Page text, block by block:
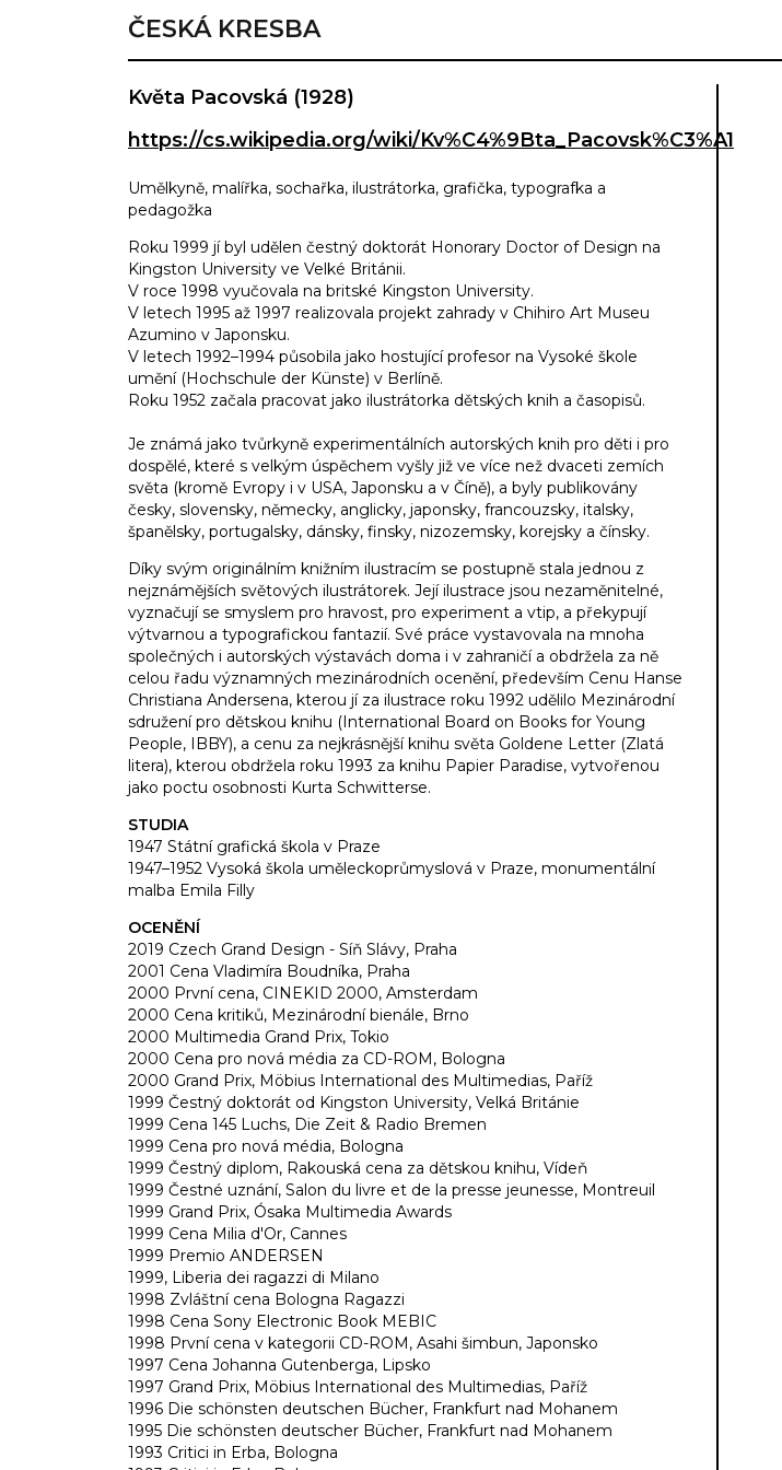
ČESKÁ KRESBA
Květa Pacovská (1928)
https://cs.wikipedia.org/wiki/Kv%C4%9Bta_Pacovsk%C3%A1
Umělkyně, malířka, sochařka, ilustrátorka, grafička, typografka a
pedagožka
Roku 1999 jí byl udělen čestný doktorát Honorary Doctor of Design na
Kingston University ve Velké Británii.
V roce 1998 vyučovala na britské Kingston University.
V letech 1995 až 1997 realizovala projekt zahrady v Chihiro Art Museu
Azumino v Japonsku.
V letech 1992–1994 působila jako hostující profesor na Vysoké škole
umění (Hochschule der Künste) v Berlíně.
Roku 1952 začala pracovat jako ilustrátorka dětských knih a časopisů.
Je známá jako tvůrkyně experimentálních autorských knih pro děti i pro
dospělé, které s velkým úspěchem vyšly již ve více než dvaceti zemích
světa (kromě Evropy i v USA, Japonsku a v Číně), a byly publikovány
česky, slovensky, německy, anglicky, japonsky, francouzsky, italsky,
španělsky, portugalsky, dánsky, finsky, nizozemsky, korejsky a čínsky.
Díky svým originálním knižním ilustracím se postupně stala jednou z
nejznámějších světových ilustrátorek. Její ilustrace jsou nezaměnitelné,
vyznačují se smyslem pro hravost, pro experiment a vtip, a překypují
výtvarnou a typografickou fantazií. Své práce vystavovala na mnoha
společných i autorských výstavách doma i v zahraničí a obdržela za ně
celou řadu významných mezinárodních ocenění, především Cenu Hanse
Christiana Andersena, kterou jí za ilustrace roku 1992 udělilo Mezinárodní
sdružení pro dětskou knihu (International Board on Books for Young
People, IBBY), a cenu za nejkrásnější knihu světa Goldene Letter (Zlatá
litera), kterou obdržela roku 1993 za knihu Papier Paradise, vytvořenou
jako poctu osobnosti Kurta Schwitterse.
STUDIA
1947 Státní grafická škola v Praze
1947–1952 Vysoká škola uměleckoprůmyslová v Praze, monumentální
malba Emila Filly
OCENĚNÍ
2019 Czech Grand Design - Síň Slávy, Praha
2001 Cena Vladimíra Boudníka, Praha
2000 První cena, CINEKID 2000, Amsterdam
2000 Cena kritiků, Mezinárodní bienále, Brno
2000 Multimedia Grand Prix, Tokio
2000 Cena pro nová média za CD-ROM, Bologna
2000 Grand Prix, Möbius International des Multimedias, Paříž
1999 Čestný doktorát od Kingston University, Velká Británie
1999 Cena 145 Luchs, Die Zeit & Radio Bremen
1999 Cena pro nová média, Bologna
1999 Čestný diplom, Rakouská cena za dětskou knihu, Vídeň
1999 Čestné uznání, Salon du livre et de la presse jeunesse, Montreuil
1999 Grand Prix, Ósaka Multimedia Awards
1999 Cena Milia d'Or, Cannes
1999 Premio ANDERSEN
1999, Liberia dei ragazzi di Milano
1998 Zvláštní cena Bologna Ragazzi
1998 Cena Sony Electronic Book MEBIC
1998 První cena v kategorii CD-ROM, Asahi šimbun, Japonsko
1997 Cena Johanna Gutenberga, Lipsko
1997 Grand Prix, Möbius International des Multimedias, Paříž
1996 Die schönsten deutschen Bücher, Frankfurt nad Mohanem
1995 Die schönsten deutscher Bücher, Frankfurt nad Mohanem
1993 Critici in Erba, Bologna